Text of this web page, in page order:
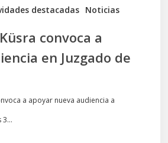
destacadas Noticias
convoca a
en Juzgado de
a apoyar nueva audiencia a
3…